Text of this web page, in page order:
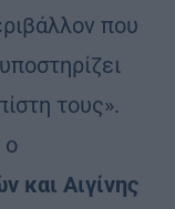
που
τους».
ο
και Αιγίνης